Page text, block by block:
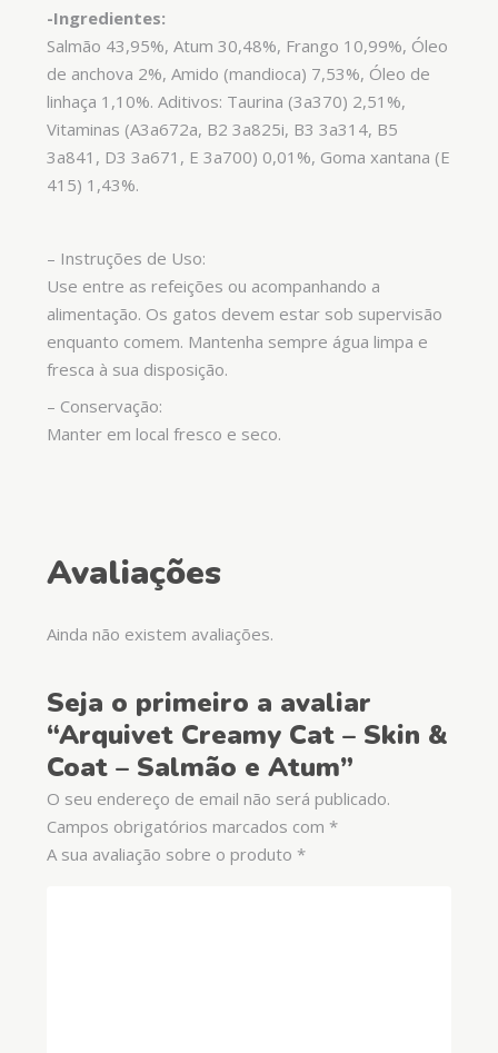
-Ingredientes:
Salmão 43,95%, Atum 30,48%, Frango 10,99%, Óleo
de anchova 2%, Amido (mandioca) 7,53%, Óleo de
linhaça 1,10%. Aditivos: Taurina (3a370) 2,51%,
Vitaminas (A3a672a, B2 3a825i, B3 3a314, B5
3a841, D3 3a671, E 3a700) 0,01%, Goma xantana (E
415) 1,43%.
– Instruções de Uso:
Use entre as refeições ou acompanhando a
alimentação. Os gatos devem estar sob supervisão
enquanto comem. Mantenha sempre água limpa e
fresca à sua disposição.
– Conservação:
Manter em local fresco e seco.
Avaliações
Ainda não existem avaliações.
Seja o primeiro a avaliar
“Arquivet Creamy Cat – Skin &
Coat – Salmão e Atum”
O seu endereço de email não será publicado.
Campos obrigatórios marcados com *
A sua avaliação sobre o produto *